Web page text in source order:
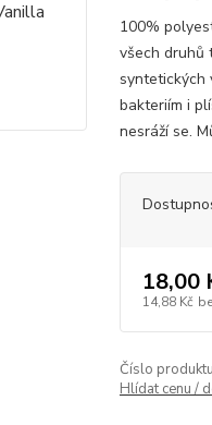
100%
všech druhů
syntetických
bakteriím i
nesráží se.
18,00
14,88 Kč
Číslo
Hlídat cenu /